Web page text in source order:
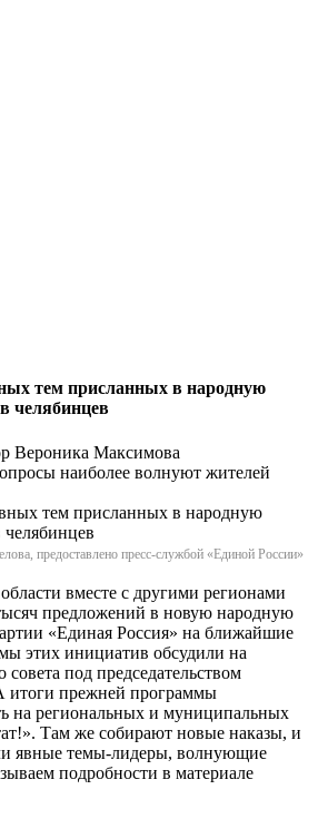
тем присланных в народную
челябинцев
Вероника Максимова
наиболее волнуют жителей
предоставлено пресс-службой «Единой России»
вместе с другими регионами
предложений в новую народную
«Единая Россия» на ближайшие
этих инициатив обсудили на
под председательством
итоги прежней программы
на региональных и муниципальных
Там же собирают новые наказы, и
явные темы-лидеры, волнующие
подробности в материале